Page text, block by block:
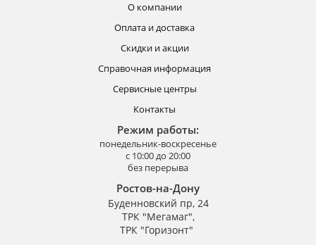
О компании
Оплата и доставка
Скидки и акции
Справочная информация
Сервисные центры
Контакты
Режим работы:
понедельник-воскресенье
с 10:00 до 20:00
без перерыва
Ростов-на-Дону
Буденновский пр, 24
ТРК "Мегамаг",
ТРК "Горизонт"